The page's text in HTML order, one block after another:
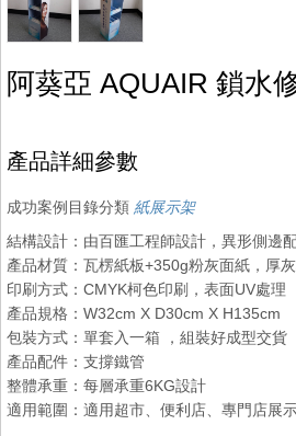
阿葵亞 AQUAIR 鎖水
產品詳細參數
成功案例目錄分類 紙展示架
結構設計：由百匯工程師設計，異形側邊
產品材質：瓦楞紙板+350g粉灰面紙，厚
印刷方式：CMYK柯色印刷，表面UV處理
產品規格：W32cm X D30cm X H135cm
包裝方式：單套入一箱 ，組裝好成型交貨
產品配件：支撐鐵管
整體承重：每層承重6KG設計
適用範圍：適用超市、便利店、專門店展